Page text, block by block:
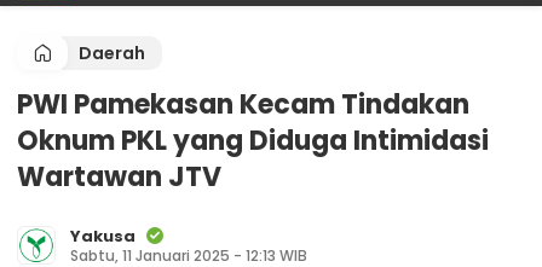
Daerah
PWI Pamekasan Kecam Tindakan
Oknum PKL yang Diduga Intimidasi
Wartawan JTV
Yakusa
Sabtu, 11 Januari 2025 - 12:13 WIB